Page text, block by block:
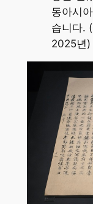
동아시
습니다.
2025년)